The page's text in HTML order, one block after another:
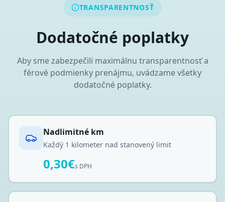
TRANSPARENTNOSŤ
Dodatočné poplatky
Aby sme zabezpečili maximálnu transparentnosť a
férové podmienky prenájmu, uvádzame všetky
dodatočné poplatky.
Nadlimitné km
Každý 1 kilometer nad stanovený limit
0,30€s DPH